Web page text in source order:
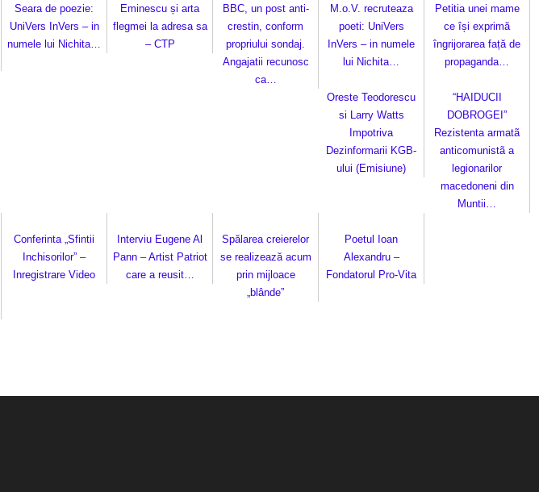
Seara de poezie:
UniVers InVers – in
numele lui Nichita…
Eminescu și arta
flegmei la adresa sa
– CTP
BBC, un post anti-
crestin, conform
propriului sondaj.
Angajatii recunosc
ca…
M.o.V. recruteaza
poeti: UniVers
InVers – in numele
lui Nichita…
Petitia unei mame
ce își exprimă
îngrijorarea față de
propaganda…
Oreste Teodorescu
si Larry Watts
Impotriva
Dezinformarii KGB-
ului (Emisiune)
“HAIDUCII
DOBROGEI”
Rezistenta armatã
anticomunistã a
legionarilor
macedoneni din
Muntii…
Conferinta „Sfintii
Inchisorilor” –
Inregistrare Video
Interviu Eugene Al
Pann – Artist Patriot
care a reusit…
Spălarea creierelor
se realizează acum
prin mijloace
„blânde”
Poetul Ioan
Alexandru –
Fondatorul Pro-Vita